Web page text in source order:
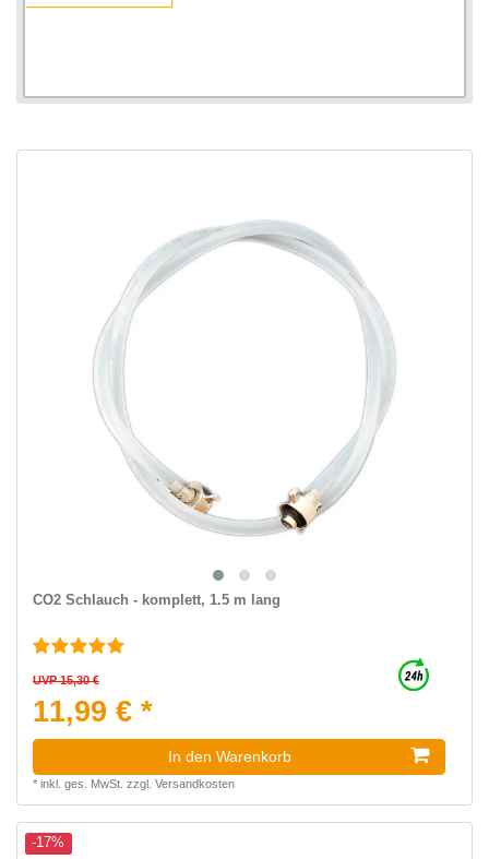
CO2 Schlauch - komplett, 1.5 m lang
UVP 15,30 €
11,99 € *
In den Warenkorb
* inkl. ges. MwSt. zzgl. Versandkosten
-17%